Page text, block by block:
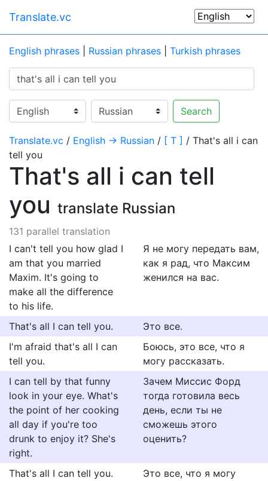
Translate.vc
English phrases Russian phrases Turkish phrases
Search
Translate.vc / English → Russian / [ T ] / That's all i can
tell you
That's all i can tell
you translate Russian
131 parallel translation
I can't tell you how glad I
am that you married
Maxim. It's going to
make all the difference
to his life.
Я не могу передать вам,
как я рад, что Максим
женился на вас.
That's all I can tell you.
Это все.
I'm afraid that's all I can
tell you.
Боюсь, это все, что я
могу рассказать.
I can tell by that funny
look in your eye. What's
the point of her cooking
all day if you're too
drunk to enjoy it? She's
right.
Зачем Миссис Форд
тогда готовила весь
день, если ты не
сможешь этого
оценить?
That's all I can tell you.
Это все, что я могу